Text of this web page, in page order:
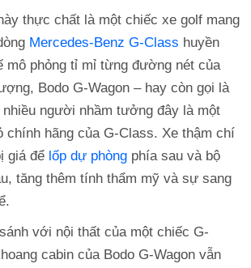
thực chất là một chiếc xe golf mang
Mercedes-Benz G-Class huyền
mô phỏng tỉ mỉ từng đường nét của
Bodo G-Wagon – hay còn gọi là
nhiều người nhầm tưởng đây là một
chính hãng của G-Class. Xe thậm chí
giá để lốp dự phòng phía sau và bộ
tăng thêm tính thẩm mỹ và sự sang
với nội thất của một chiếc G-
cabin của Bodo G-Wagon vẫn